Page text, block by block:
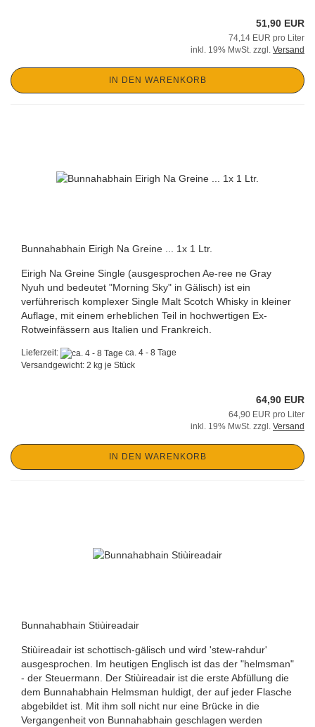
51,90 EUR
74,14 EUR pro Liter
inkl. 19% MwSt. zzgl. Versand
IN DEN WARENKORB
Bunnahabhain Eirigh Na Greine ... 1x 1 Ltr.
Eirigh Na Greine Single (ausgesprochen Ae-ree ne Gray
Nyuh und bedeutet "Morning Sky" in Gälisch) ist ein
verführerisch komplexer Single Malt Scotch Whisky in kleiner
Auflage, mit einem erheblichen Teil in hochwertigen Ex-
Rotweinfässern aus Italien und Frankreich.
Lieferzeit:
ca. 4 - 8 Tage
Versandgewicht: 2 kg je Stück
64,90 EUR
64,90 EUR pro Liter
inkl. 19% MwSt. zzgl. Versand
IN DEN WARENKORB
Bunnahabhain Stiùireadair
Stiùireadair ist schottisch-gälisch und wird 'stew-rahdur'
ausgesprochen. Im heutigen Englisch ist das der "helmsman"
- der Steuermann. Der Stiùireadair ist die erste Abfüllung die
dem Bunnahabhain Helmsman huldigt, der auf jeder Flasche
abgebildet ist. Mit ihm soll nicht nur eine Brücke in die
Vergangenheit von Bunnahabhain geschlagen werden